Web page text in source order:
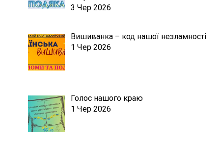
3 Чер 2026
Вишиванка – код нашої незламності
1 Чер 2026
Голос нашого краю
1 Чер 2026